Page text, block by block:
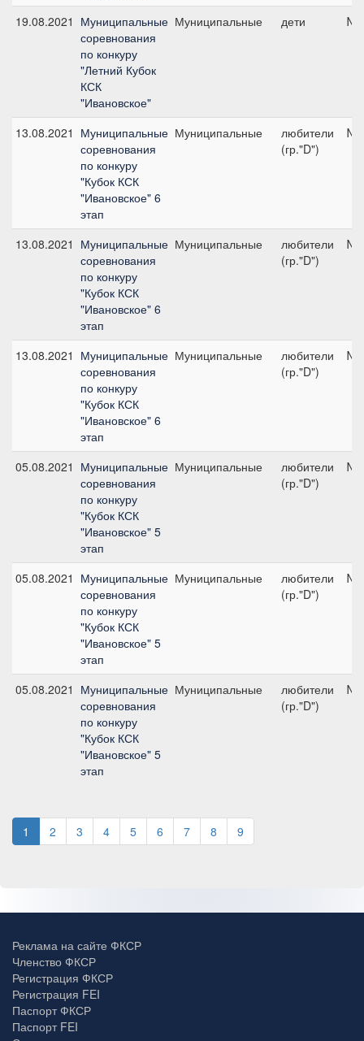
19.08.2021 Муниципальные
соревнования
по конкуру
"Летний Кубок
КСК
"Ивановское"
Муниципальные дети
13.08.2021 Муниципальные
соревнования
по конкуру
"Кубок КСК
"Ивановское" 6
этап
Муниципальные
любители
(гр."D")
13.08.2021 Муниципальные
соревнования
по конкуру
"Кубок КСК
"Ивановское" 6
этап
Муниципальные
любители
(гр."D")
13.08.2021 Муниципальные
соревнования
по конкуру
"Кубок КСК
"Ивановское" 6
этап
Муниципальные
любители
(гр."D")
05.08.2021 Муниципальные
соревнования
по конкуру
"Кубок КСК
"Ивановское" 5
этап
Муниципальные
любители
(гр."D")
05.08.2021 Муниципальные
соревнования
по конкуру
"Кубок КСК
"Ивановское" 5
этап
Муниципальные
любители
(гр."D")
05.08.2021 Муниципальные
соревнования
по конкуру
"Кубок КСК
"Ивановское" 5
этап
Муниципальные
любители
(гр."D")
1 2 3 4 5 6 7 8 9
Реклама на сайте ФКСР
Членство ФКСР
Регистрация ФКСР
Регистрация FEI
Паспорт ФКСР
Паспорт FEI